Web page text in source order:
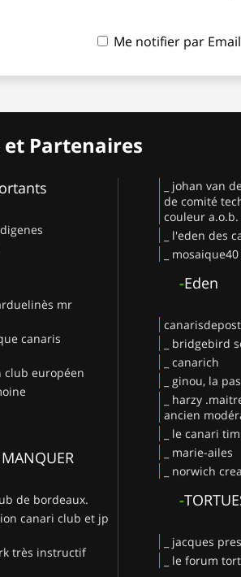
Me notifier par
et Partenaires
mr
canaris
club européen
de bordeaux.
canari club et jp
très instructif
_ johan van
de comité
couleur a.o.b.
_ l'eden des
_ mosaique40
-Eden
_ bridgebird
_ canarich
_ ginou, la
_ harzy
ancien
_ le canari
_ marie-ailes
_ norwich
-
_ jacques
_ le forum